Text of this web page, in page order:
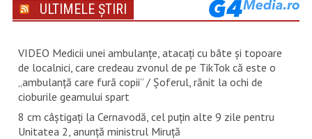
ULTIMELE ȘTIRI
VIDEO Medicii unei ambulanțe, atacați cu bâte și topoare
de localnici, care credeau zvonul de pe TikTok că este o
„ambulanță care fură copii” / Șoferul, rănit la ochi de
cioburile geamului spart
8 cm câștigați la Cernavodă, cel puțin alte 9 zile pentru
Unitatea 2, anunță ministrul Miruță